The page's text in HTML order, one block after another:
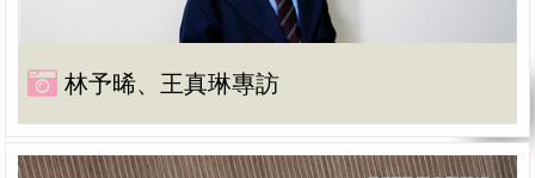
林予晞、王真琳專訪